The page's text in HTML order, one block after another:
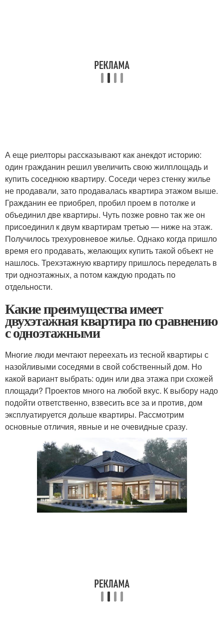
А еще риелторы рассказывают как анекдот историю:
один гражданин решил увеличить свою жилплощадь и
купить соседнюю квартиру. Соседи через стенку жилье
не продавали, зато продавалась квартира этажом выше.
Гражданин ее приобрел, пробил проем в потолке и
объединил две квартиры. Чуть позже ровно так же он
присоединил к двум квартирам третью — ниже на этаж.
Получилось трехуровневое жилье. Однако когда пришло
время его продавать, желающих купить такой объект не
нашлось. Трехэтажную квартиру пришлось переделать в
три одноэтажных, а потом каждую продать по
отдельности.
Какие преимущества имеет
двухэтажная квартира по сравнению
с одноэтажными
Многие люди мечтают переехать из тесной квартиры с
назойливыми соседями в свой собственный дом. Но
какой вариант выбрать: один или два этажа при схожей
площади? Проектов много на любой вкус. К выбору надо
подойти ответственно, взвесить все за и против, дом
эксплуатируется дольше квартиры. Рассмотрим
основные отличия, явные и не очевидные сразу.